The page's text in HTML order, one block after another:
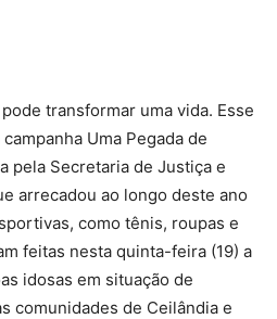
transformar uma vida. Esse
Uma Pegada de
pela Secretaria de Justiça e
arrecadou ao longo deste ano
como tênis, roupas e
feitas nesta quinta-feira (19) a
idosas em situação de
comunidades de Ceilândia e